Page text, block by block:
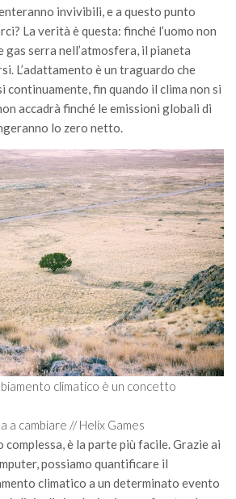
invivibili, e a questo punto
La verità è questa: finché l’uomo non
serra nell’atmosfera, il pianeta
L’adattamento è un traguardo che
continuamente, fin quando il clima non si
accadrà finché le emissioni globali di
lo zero netto.
climatico è un concetto
a cambiare // Helix Games
complessa, è la parte più facile. Grazie ai
possiamo quantificare il
climatico a un determinato evento